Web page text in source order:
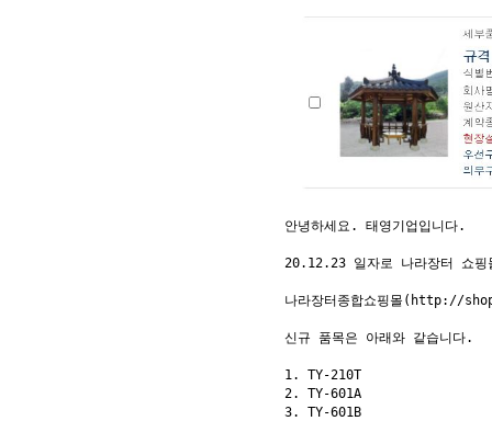
안녕하세요. 태영기업입니다.
20.12.23 일자로 나라장터 쇼핑
나라장터종합쇼핑몰(http://
신규 품목은 아래와 같습니다.
1. TY-210T
2. TY-601A
3. TY-601B